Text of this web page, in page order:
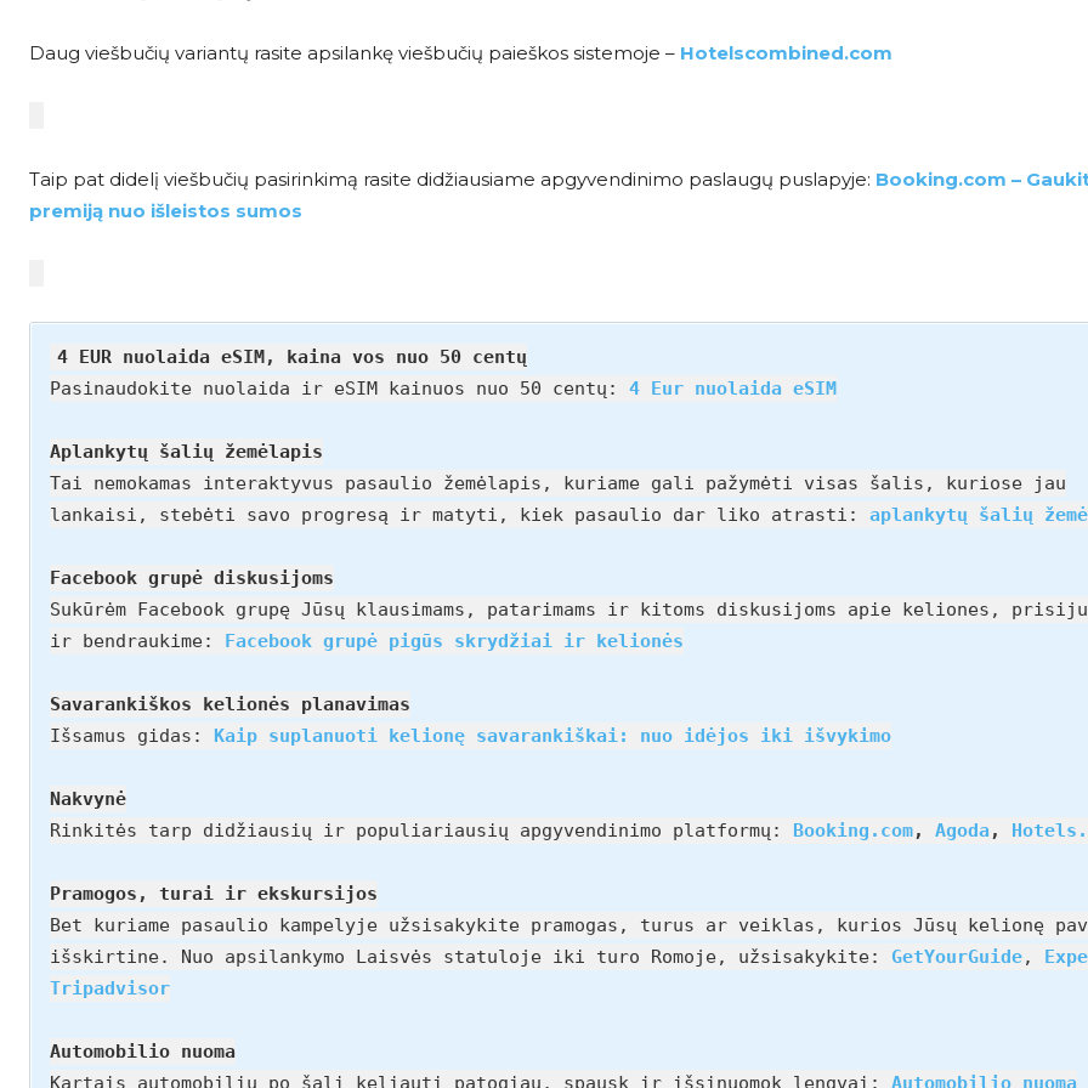
Daug viešbučių variantų rasite apsilankę viešbučių paieškos sistemoje – Hotelscombined.com
Taip pat didelį viešbučių pasirinkimą rasite didžiausiame apgyvendinimo paslaugų puslapyje: Booking.com –
premiją nuo išleistos sumos
4 EUR nuolaida eSIM, kaina vos nuo 50 centų
Pasinaudokite nuolaida ir eSIM kainuos nuo 50 centų: 4 Eur nuolaida eSIM
Aplankytų šalių žemėlapis
Tai nemokamas interaktyvus pasaulio žemėlapis, kuriame gali pažymėti visas šalis, kuriose jau
lankaisi, stebėti savo progresą ir matyti, kiek pasaulio dar liko atrasti: aplankytų šalių
Facebook grupė diskusijoms
Sukūrėm Facebook grupę Jūsų klausimams, patarimams ir kitoms diskusijoms apie keliones,
ir bendraukime: Facebook grupė pigūs skrydžiai ir kelionės
Savarankiškos kelionės planavimas
Išsamus gidas: Kaip suplanuoti kelionę savarankiškai: nuo idėjos iki išvykimo
Nakvynė
Rinkitės tarp didžiausių ir populiariausių apgyvendinimo platformų: Booking.com, Agoda ,
Pramogos, turai ir ekskursijos
Bet kuriame pasaulio kampelyje užsisakykite pramogas, turus ar veiklas, kurios Jūsų kelionę
išskirtine. Nuo apsilankymo Laisvės statuloje iki turo Romoje, užsisakykite: GetYourGuide,
Tripadvisor
Automobilio nuoma
Kartais automobiliu po šalį keliauti patogiau, spausk ir išsinuomok lengvai: Automobilio nuoma